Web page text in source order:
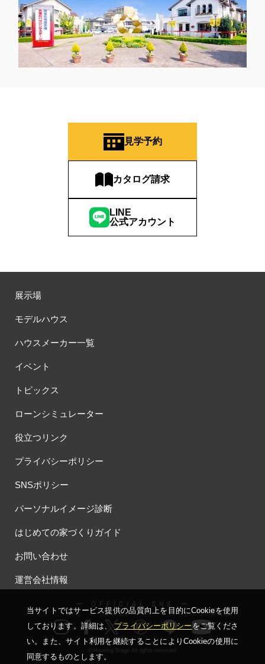
見学予約
カタログ請求
LINE
公式アカウント
展示場
モデルハウス
ハウスメーカー一覧
イベント
トピックス
ローンシミュレーター
役立つリンク
プライバシーポリシー
SNSポリシー
パーソナルイメージ診断
はじめての家づくりガイド
お問い合わせ
運営会社情報
ー OFFICIAL SNS ー
© Housing Stage All rights reserved.
当サイトではサービス提供の品質向上を⽬的にCookieを使⽤
しております。詳細は、プライバシーポリシーをご覧くださ
い。
また、サイト利⽤を継続することによりCookieの使⽤に
同意するものとします。